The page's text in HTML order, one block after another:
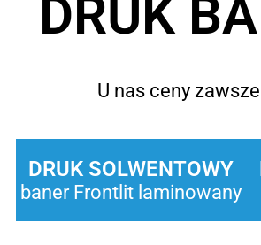
DRUK
U nas ceny
DRUK SOLWENTOWY
baner Frontlit laminowany